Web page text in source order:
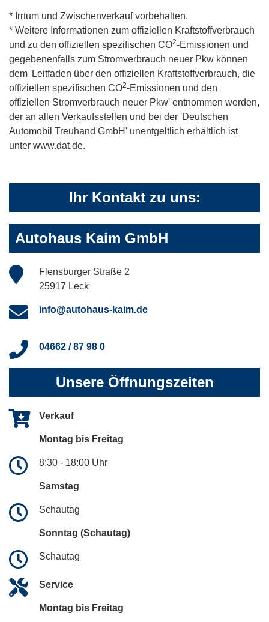
* Irrtum und Zwischenverkauf vorbehalten.
* Weitere Informationen zum offiziellen Kraftstoffverbrauch
und zu den offiziellen spezifischen CO2-Emissionen und
gegebenenfalls zum Stromverbrauch neuer Pkw können
dem 'Leitfaden über den offiziellen Kraftstoffverbrauch, die
offiziellen spezifischen CO2-Emissionen und den
offiziellen Stromverbrauch neuer Pkw' entnommen werden,
der an allen Verkaufsstellen und bei der 'Deutschen
Automobil Treuhand GmbH' unentgeltlich erhältlich ist
unter www.dat.de.
Ihr Kontakt zu uns:
Autohaus Kaim GmbH
Flensburger Straße 2
25917 Leck
info@autohaus-kaim.de
04662 / 87 98 0
Unsere Öffnungszeiten
Verkauf
Montag bis Freitag
8:30 - 18:00 Uhr
Samstag
Schautag
Sonntag (Schautag)
Schautag
Service
Montag bis Freitag